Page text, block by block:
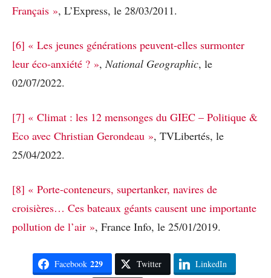
Français », L’Express, le 28/03/2011.
[6] « Les jeunes générations peuvent-elles surmonter
leur éco-anxiété ? », National Geographic, le
02/07/2022.
[7] « Climat : les 12 mensonges du GIEC – Politique &
Eco avec Christian Gerondeau », TVLibertés, le
25/04/2022.
[8] « Porte-conteneurs, supertanker, navires de
croisières… Ces bateaux géants causent une importante
pollution de l’air », France Info, le 25/01/2019.
Facebook 229 Twitter LinkedIn